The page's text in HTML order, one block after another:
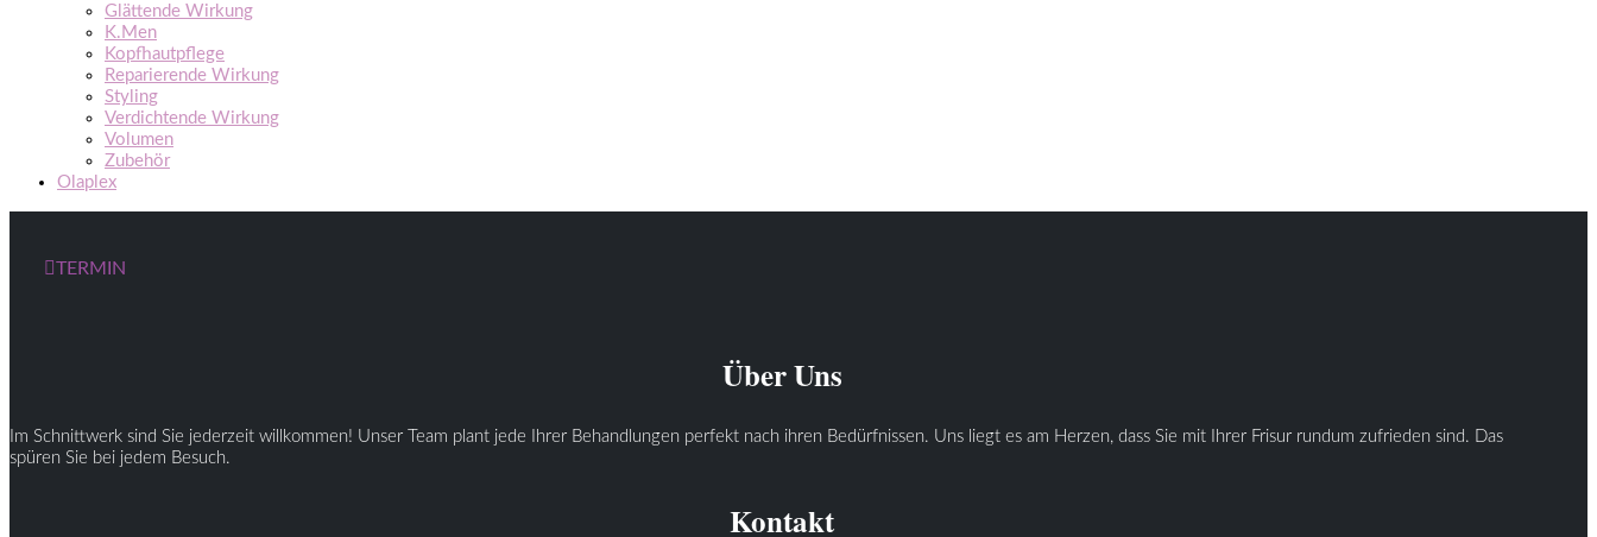
Glättende Wirkung
K.Men
Kopfhautpflege
Reparierende Wirkung
Styling
Verdichtende Wirkung
Volumen
Zubehör
Olaplex
TERMIN
Über Uns
Im Schnittwerk sind Sie jederzeit willkommen! Unser Team plant jede Ihrer Behandlungen perfekt nach ihren Bedürfnissen. Uns liegt es am Herzen, dass Sie mit Ihrer Frisur rundum zufrieden sind. Das
spüren Sie bei jedem Besuch.
Kontakt